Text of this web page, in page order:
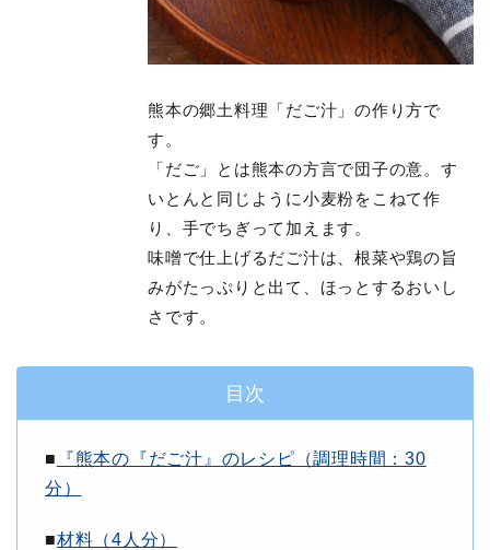
熊本の郷土料理「だご汁」の作り方で
す。
「だご」とは熊本の方言で団子の意。す
いとんと同じように小麦粉をこねて作
り、手でちぎって加えます。
味噌で仕上げるだご汁は、根菜や鶏の旨
みがたっぷりと出て、ほっとするおいし
さです。
目次
■
『熊本の『だご汁』のレシピ（調理時間：30
分）
■材料（4人分）